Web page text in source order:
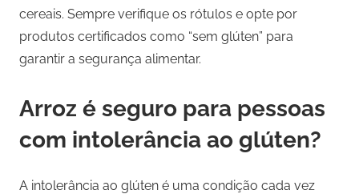
cereais. Sempre verifique os rótulos e opte por
produtos certificados como “sem glúten” para
garantir a segurança alimentar.
Arroz é seguro para pessoas
com intolerância ao glúten?
A intolerância ao glúten é uma condição cada vez